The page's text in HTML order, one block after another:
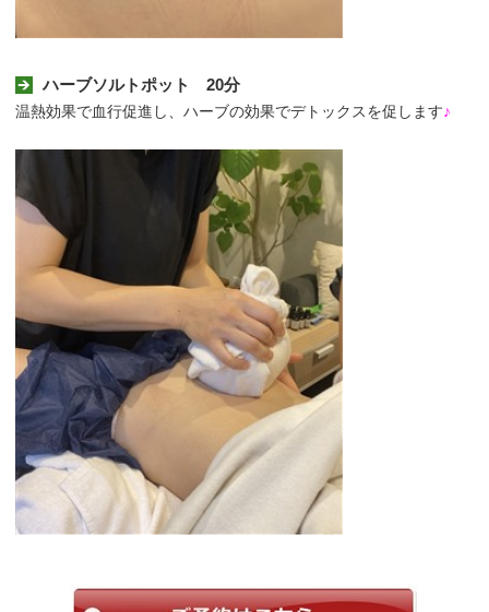
ハーブソルトポット 20分
温熱効果で血行促進し、ハーブの効果でデトックスを促します♪